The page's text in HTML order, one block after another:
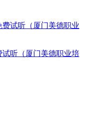
听（厦门美德职业培